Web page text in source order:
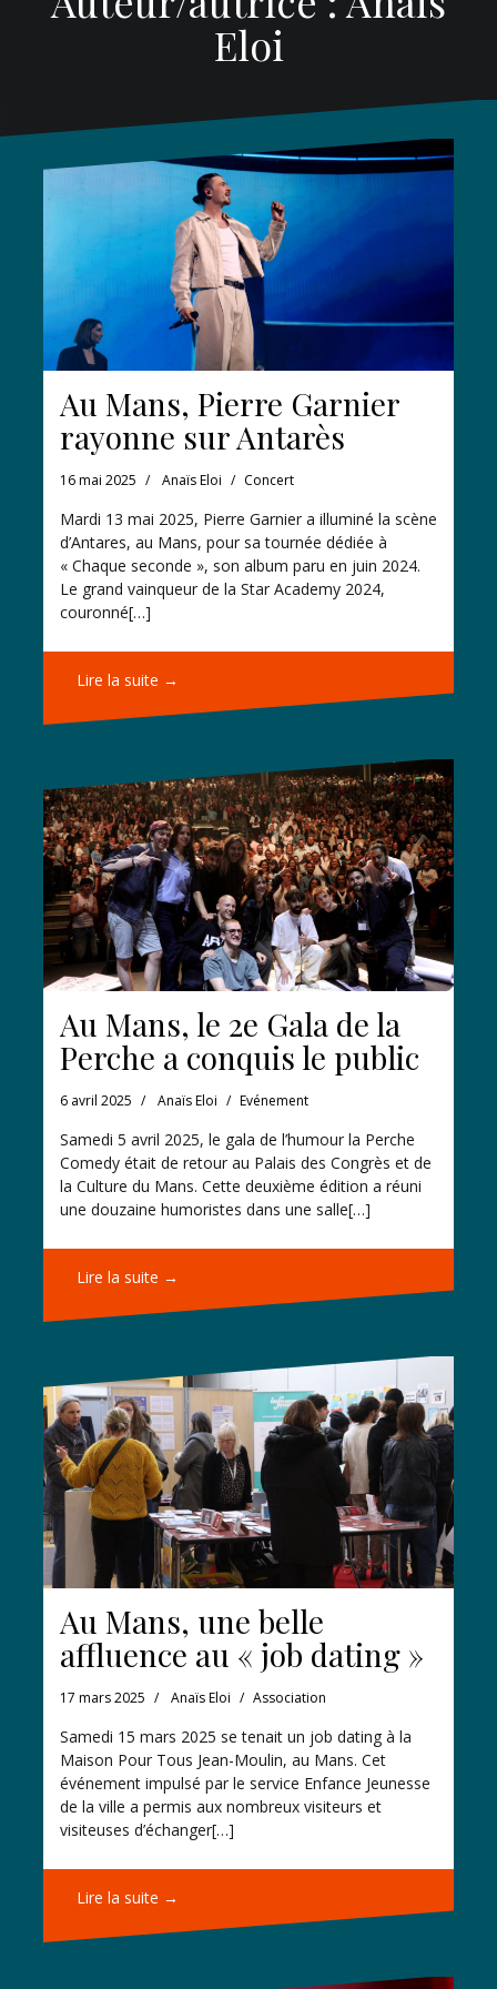
Eloi
Au Mans, Pierre Garnier
rayonne sur Antarès
16 mai 2025 Anaïs Eloi Concert
Mardi 13 mai 2025, Pierre Garnier a illuminé la scène
d’Antares, au Mans, pour sa tournée dédiée à
« Chaque seconde », son album paru en juin 2024.
Le grand vainqueur de la Star Academy 2024,
couronné[…]
Lire la suite →
Au Mans, le 2e Gala de la
Perche a conquis le public
6 avril 2025 Anaïs Eloi Evénement
Samedi 5 avril 2025, le gala de l’humour la Perche
Comedy était de retour au Palais des Congrès et de
la Culture du Mans. Cette deuxième édition a réuni
une douzaine humoristes dans une salle[…]
Lire la suite →
Au Mans, une belle
affluence au « job dating »
17 mars 2025 Anaïs Eloi Association
Samedi 15 mars 2025 se tenait un job dating à la
Maison Pour Tous Jean-Moulin, au Mans. Cet
événement impulsé par le service Enfance Jeunesse
de la ville a permis aux nombreux visiteurs et
visiteuses d’échanger[…]
Lire la suite →